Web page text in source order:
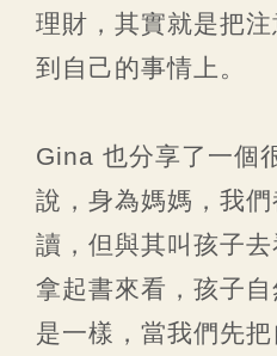
理財，其實就是把
到自己的事情上。
Gina 也分享了一個
說，身為媽媽，我
讀，但與其叫孩子
拿起書來看，孩子
是一樣，當我們先